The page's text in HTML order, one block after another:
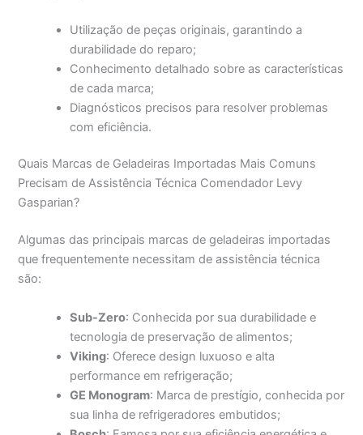
Utilização de peças originais, garantindo a
durabilidade do reparo;
Conhecimento detalhado sobre as características
de cada marca;
Diagnósticos precisos para resolver problemas
com eficiência.
Quais Marcas de Geladeiras Importadas Mais Comuns
Precisam de Assistência Técnica Comendador Levy
Gasparian?
Algumas das principais marcas de geladeiras importadas
que frequentemente necessitam de assistência técnica
são:
Sub-Zero: Conhecida por sua durabilidade e
tecnologia de preservação de alimentos;
Viking: Oferece design luxuoso e alta
performance em refrigeração;
GE Monogram: Marca de prestígio, conhecida por
sua linha de refrigeradores embutidos;